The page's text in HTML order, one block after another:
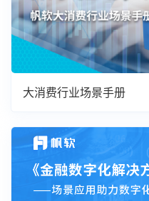
大消费行业场景手册